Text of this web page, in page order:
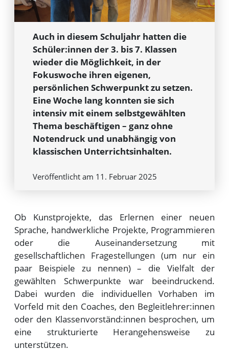
Auch in diesem Schuljahr hatten die
Schüler:innen der 3. bis 7. Klassen
wieder die Möglichkeit, in der
Fokuswoche ihren eigenen,
persönlichen Schwerpunkt zu setzen.
Eine Woche lang konnten sie sich
intensiv mit einem selbstgewählten
Thema beschäftigen – ganz ohne
Notendruck und unabhängig von
klassischen Unterrichtsinhalten.
Veröffentlicht am 11. Februar 2025
Ob Kunstprojekte, das Erlernen einer neuen
Sprache, handwerkliche Projekte, Programmieren
oder die Auseinandersetzung mit
gesellschaftlichen Fragestellungen (um nur ein
paar Beispiele zu nennen) – die Vielfalt der
gewählten Schwerpunkte war beeindruckend.
Dabei wurden die individuellen Vorhaben im
Vorfeld mit den Coaches, den Begleitlehrer:innen
oder den Klassenvorständ:innen besprochen, um
eine strukturierte Herangehensweise zu
unterstützen.